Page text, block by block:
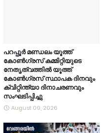
പറപ്പൂർ മണ്ഡലം യൂത്ത്
കോൺഗ്രസ് കമ്മിറ്റിയുടെ
നേതൃത്വത്തിൽ യൂത്ത്
കോൺഗ്രസ് സ്ഥാപക ദിനവും
ക്വിറ്റിന്ത്യാ ദിനാചരണവും
സംഘടിപ്പിച്ചു
August 09, 2026